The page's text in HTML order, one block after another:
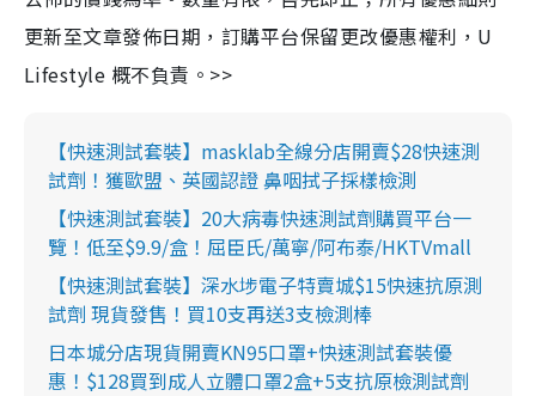
更新至文章發佈日期，訂購平台保留更改優惠權利，U
Lifestyle 概不負責。>>
【快速測試套裝】masklab全線分店開賣$28快速測
試劑！獲歐盟、英國認證 鼻咽拭子採樣檢測
【快速測試套裝】20大病毒快速測試劑購買平台一
覽！低至$9.9/盒！屈臣氏/萬寧/阿布泰/HKTVmall
【快速測試套裝】深水埗電子特賣城$15快速抗原測
試劑 現貨發售！買10支再送3支檢測棒
日本城分店現貨開賣KN95口罩+快速測試套裝優
惠！$128買到成人立體口罩2盒+5支抗原檢測試劑